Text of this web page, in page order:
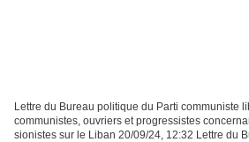
Lettre du Bureau politique du Parti communiste
communistes, ouvriers et progressistes
sionistes sur le Liban 20/09/24, 12:32 Lettre du